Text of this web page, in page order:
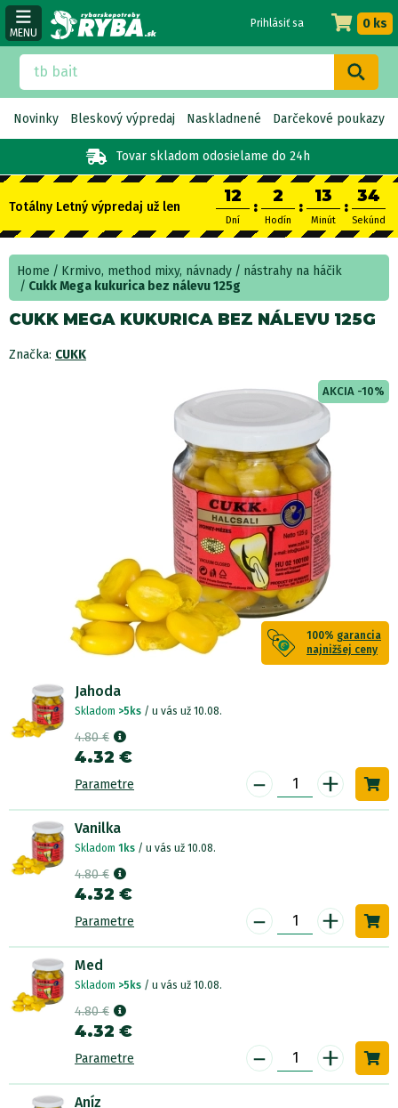
MENU
Tovar skladom odosielame do 24h
Prihlásiť sa 0 ks
Novinky Bleskový výpredaj Naskladnené Darčekové poukazy
Totálny Letný výpredaj už len
12
Dní
:
2
Hodín
:
13
Minút
:
33
Sekúnd
Home Krmivo, method mixy, návnady
nástrahy na háčik
Cukk Mega kukurica bez nálevu 125g
CUKK MEGA KUKURICA BEZ NÁLEVU 125G
Značka: CUKK
AKCIA -10%
100% garancia
najnižšej ceny
Jahoda
Skladom >5ks / u vás už 10.08.
4.80 €
4.32 €
Parametre - +
Vanilka
Skladom 1ks / u vás už 10.08.
4.80 €
4.32 €
Parametre - +
Med
Skladom >5ks / u vás už 10.08.
4.80 €
4.32 €
Parametre - +
Aníz